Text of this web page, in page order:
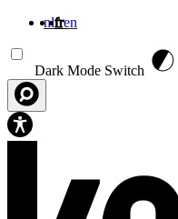
nlfren
Dark Mode Switch